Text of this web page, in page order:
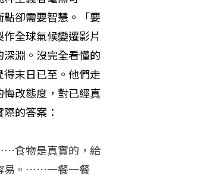
卻需要智慧。「要
全球氣候變遷影片
淵。沒完全看懂的
末日已至。他們走
改態度，對已經真
的答案：
食物是真實的，給
易。……一餐一餐